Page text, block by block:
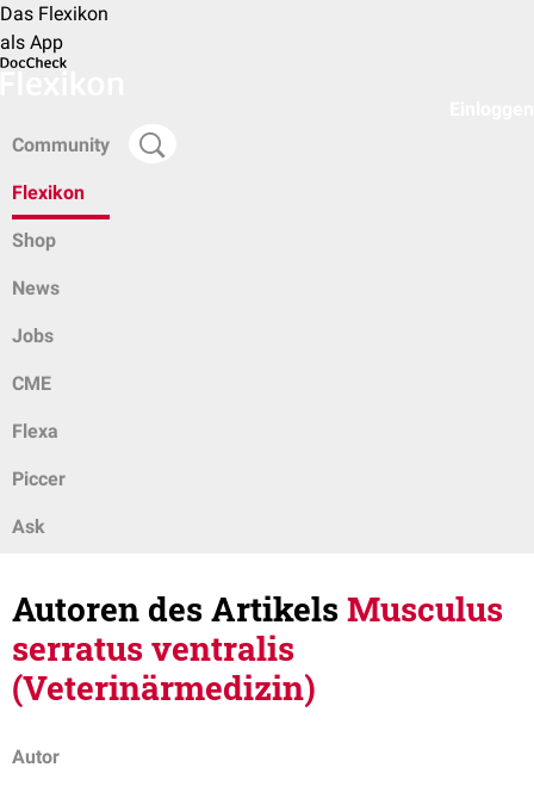
Das Flexikon
als App
Community
Flexikon
Shop
News
Jobs
CME
Flexa
Piccer
Ask
Autoren des ArtikelsMusculus
serratus ventralis
(Veterinärmedizin)
Autor